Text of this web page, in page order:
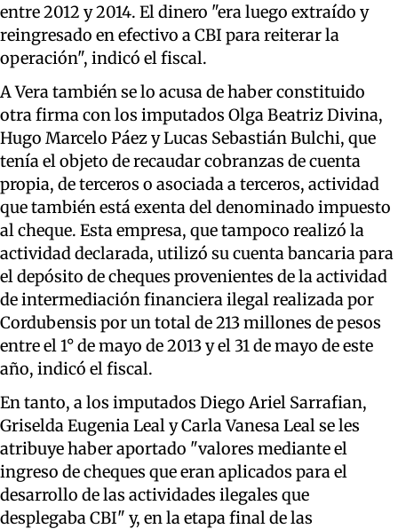
entre 2012 y 2014. El dinero "era luego extraído y
reingresado en efectivo a CBI para reiterar la
operación", indicó el fiscal.
A Vera también se lo acusa de haber constituido
otra firma con los imputados Olga Beatriz Divina,
Hugo Marcelo Páez y Lucas Sebastián Bulchi, que
tenía el objeto de recaudar cobranzas de cuenta
propia, de terceros o asociada a terceros, actividad
que también está exenta del denominado impuesto
al cheque. Esta empresa, que tampoco realizó la
actividad declarada, utilizó su cuenta bancaria para
el depósito de cheques provenientes de la actividad
de intermediación financiera ilegal realizada por
Cordubensis por un total de 213 millones de pesos
entre el 1° de mayo de 2013 y el 31 de mayo de este
año, indicó el fiscal.
En tanto, a los imputados Diego Ariel Sarrafian,
Griselda Eugenia Leal y Carla Vanesa Leal se les
atribuye haber aportado "valores mediante el
ingreso de cheques que eran aplicados para el
desarrollo de las actividades ilegales que
desplegaba CBI" y, en la etapa final de las